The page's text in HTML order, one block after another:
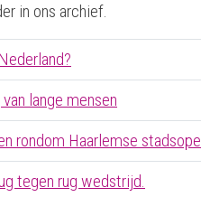
in ons archief.
lange mensen
rondom Haarlemse
tegen rug wedstrijd.